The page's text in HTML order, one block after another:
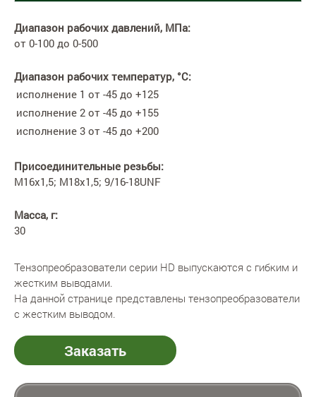
Диапазон рабочих давлений, МПа:
от 0-100 до 0-500
Диапазон рабочих температур, °С:
исполнение 1 от -45 до +125
исполнение 2 от -45 до +155
исполнение 3 от -45 до +200
Присоединительные резьбы:
М16х1,5; М18х1,5; 9/16-18UNF
Масса, г:
30
Тензопреобразователи серии HD выпускаются с гибким и
жестким выводами.
На данной странице представлены тензопреобразователи
с жестким выводом.
Заказать